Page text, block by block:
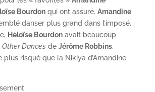
Bourdonqui ont assuré. Amandine
danser plus grand dans l’imposé,
Héloïse Bourdonavait beaucoup
Other Dances de Jérôme Robbins,
plus risqué que la Nikiya d’Amandine
: